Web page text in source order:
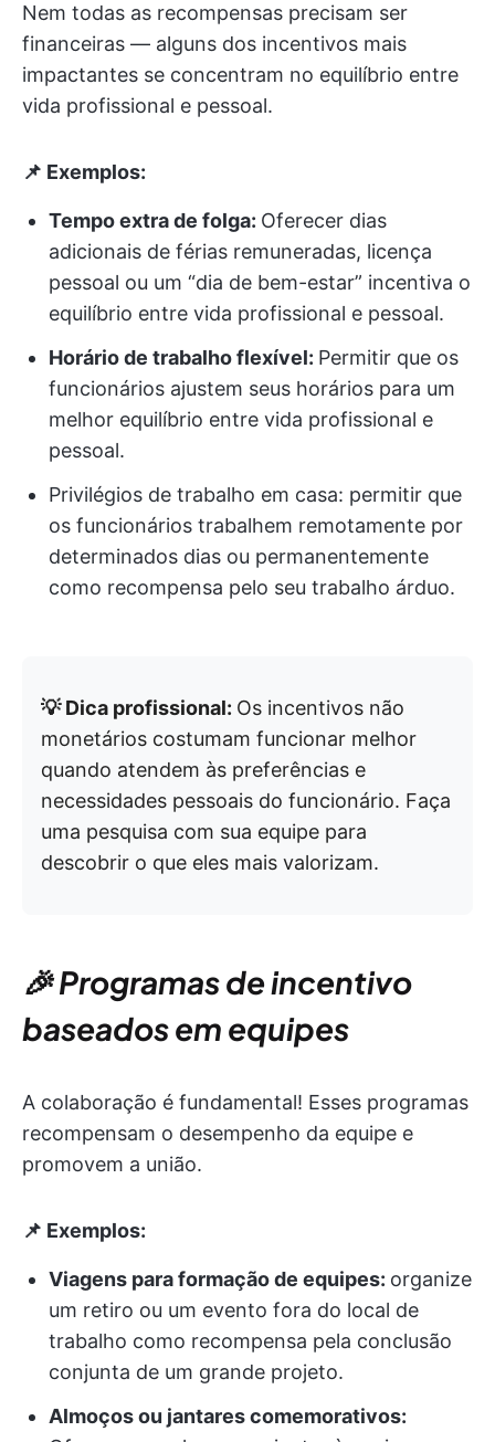
Nem todas as recompensas precisam ser
financeiras — alguns dos incentivos mais
impactantes se concentram no equilíbrio entre
vida profissional e pessoal.
📌 Exemplos:
Tempo extra de folga: Oferecer dias
adicionais de férias remuneradas, licença
pessoal ou um “dia de bem-estar” incentiva o
equilíbrio entre vida profissional e pessoal.
Horário de trabalho flexível: Permitir que os
funcionários ajustem seus horários para um
melhor equilíbrio entre vida profissional e
pessoal.
Privilégios de trabalho em casa: permitir que
os funcionários trabalhem remotamente por
determinados dias ou permanentemente
como recompensa pelo seu trabalho árduo.
💡 Dica profissional: Os incentivos não
monetários costumam funcionar melhor
quando atendem às preferências e
necessidades pessoais do funcionário. Faça
uma pesquisa com sua equipe para
descobrir o que eles mais valorizam.
🎉 Programas de incentivo
baseados em equipes
A colaboração é fundamental! Esses programas
recompensam o desempenho da equipe e
promovem a união.
📌 Exemplos:
Viagens para formação de equipes: organize
um retiro ou um evento fora do local de
trabalho como recompensa pela conclusão
conjunta de um grande projeto.
Almoços ou jantares comemorativos: